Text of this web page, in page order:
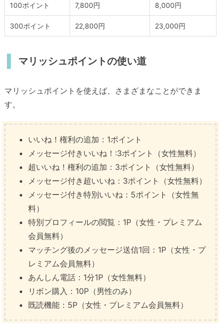
100ポイント 7,800円 8,000円
300ポイント 22,800円 23,000円
マリッシュポイントの使い道
マリッシュポイントを使えば、さまざまなことができま
す。
いいね！権利の追加：1ポイント
メッセージ付きいいね！:3ポイント（女性無料）
超いいね！権利の追加：3ポイント（女性無料）
メッセージ付き超いいね：3ポイント（女性無料）
メッセージ付き特別いいね：5ポイント（女性無
料）
特別プロフィールの閲覧：1P（女性・プレミアム
会員無料）
マッチング後のメッセージ送信1回：1P（女性・プ
レミアム会員無料）
あんしん電話：1分1P（女性無料）
リボン購入：10P（男性のみ）
既読機能：5P（女性・プレミアム会員無料）